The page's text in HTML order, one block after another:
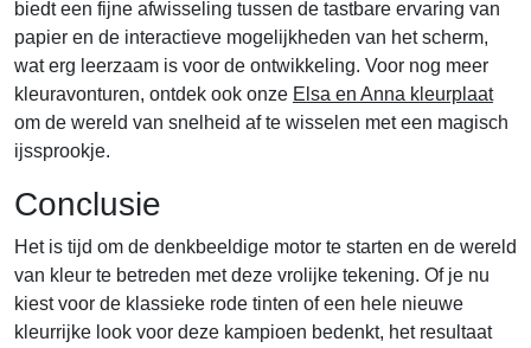
biedt een fijne afwisseling tussen de tastbare ervaring van
papier en de interactieve mogelijkheden van het scherm,
wat erg leerzaam is voor de ontwikkeling. Voor nog meer
kleuravonturen, ontdek ook onze Elsa en Anna kleurplaat
om de wereld van snelheid af te wisselen met een magisch
ijssprookje.
Conclusie
Het is tijd om de denkbeeldige motor te starten en de wereld
van kleur te betreden met deze vrolijke tekening. Of je nu
kiest voor de klassieke rode tinten of een hele nieuwe
kleurrijke look voor deze kampioen bedenkt, het resultaat